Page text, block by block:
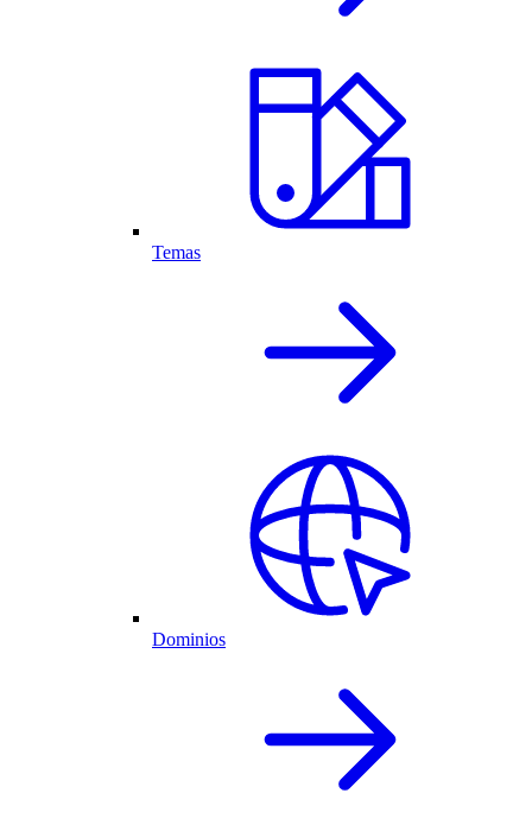
Temas
Dominios